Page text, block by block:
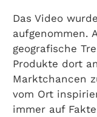
Das Video
aufgenommen.
geografische
Produkte dort
Marktchancen
vom Ort
immer auf